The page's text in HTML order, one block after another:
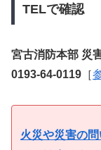
TELで確認
宮古消防本部 災
0193-64-0119 ［
火災や災害の